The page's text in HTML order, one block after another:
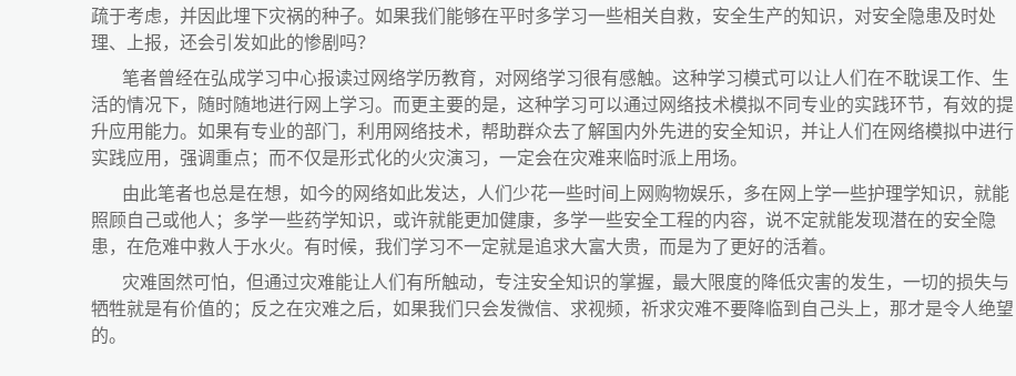
疏于考虑，并因此埋下灾祸的种子。如果我们能够在平时多学习一些相关自救，安全生产的知识，对安全隐患及时处
理、上报，还会引发如此的惨剧吗？
笔者曾经在弘成学习中心报读过网络学历教育，对网络学习很有感触。这种学习模式可以让人们在不耽误工作、生
活的情况下，随时随地进行网上学习。而更主要的是，这种学习可以通过网络技术模拟不同专业的实践环节，有效的提
升应用能力。如果有专业的部门，利用网络技术，帮助群众去了解国内外先进的安全知识，并让人们在网络模拟中进行
实践应用，强调重点；而不仅是形式化的火灾演习，一定会在灾难来临时派上用场。
由此笔者也总是在想，如今的网络如此发达，人们少花一些时间上网购物娱乐，多在网上学一些护理学知识，就能
照顾自己或他人；多学一些药学知识，或许就能更加健康，多学一些安全工程的内容，说不定就能发现潜在的安全隐
患，在危难中救人于水火。有时候，我们学习不一定就是追求大富大贵，而是为了更好的活着。
灾难固然可怕，但通过灾难能让人们有所触动，专注安全知识的掌握，最大限度的降低灾害的发生，一切的损失与
牺牲就是有价值的；反之在灾难之后，如果我们只会发微信、求视频，祈求灾难不要降临到自己头上，那才是令人绝望
的。